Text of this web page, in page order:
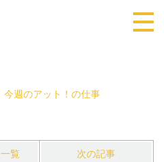
今週のアット！の仕事
一覧 次の記事